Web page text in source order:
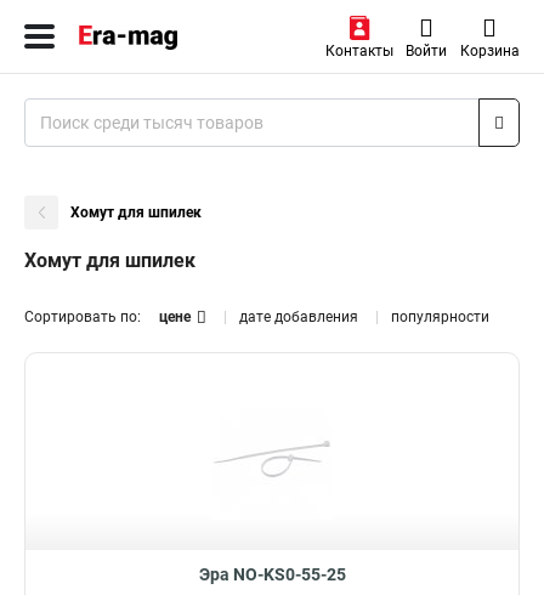
Контакты Войти Корзина
Хомут для шпилек
Хомут для шпилек
Сортировать по: цене дате добавления популярности
Эра NO-KS0-55-25